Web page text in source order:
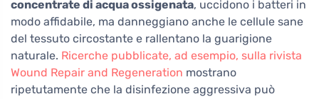
concentrate di acqua ossigenata, uccidono i batteri in
modo affidabile, ma danneggiano anche le cellule sane
del tessuto circostante e rallentano la guarigione
naturale. Ricerche pubblicate, ad esempio, sulla rivista
Wound Repair and Regeneration mostrano
ripetutamente che la disinfezione aggressiva può